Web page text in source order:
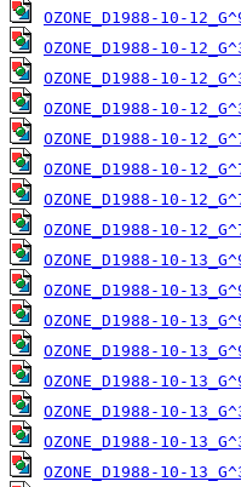
OZONE_D1988-10-
OZONE_D1988-10-
OZONE_D1988-10-
OZONE_D1988-10-
OZONE_D1988-10-
OZONE_D1988-10-
OZONE_D1988-10-
OZONE_D1988-10-
OZONE_D1988-10-
OZONE_D1988-10-
OZONE_D1988-10-
OZONE_D1988-10-
OZONE_D1988-10-
OZONE_D1988-10-
OZONE_D1988-10-
OZONE_D1988-10-